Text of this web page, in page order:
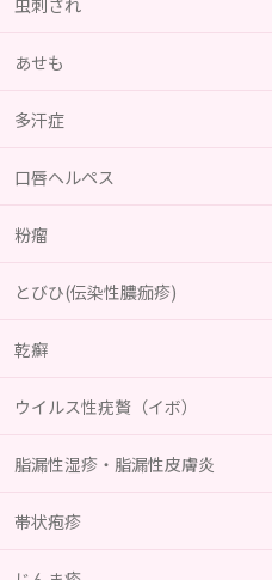
虫刺され
あせも
多汗症
口唇ヘルペス
粉瘤
とびひ(伝染性膿痂疹)
乾癬
ウイルス性疣贅（イボ）
脂漏性湿疹・脂漏性皮膚炎
帯状疱疹